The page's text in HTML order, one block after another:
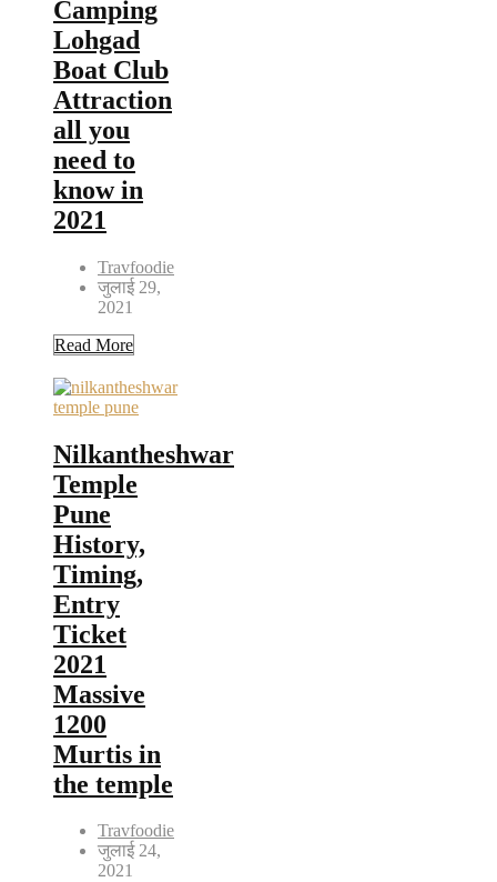
Camping
Lohgad
Boat Club
Attraction
all you
need to
know in
2021
Travfoodie
जुलाई 29,
2021
Read More
Nilkantheshwar
Temple
Pune
History,
Timing,
Entry
Ticket
2021
Massive
1200
Murtis in
the temple
Travfoodie
जुलाई 24,
2021